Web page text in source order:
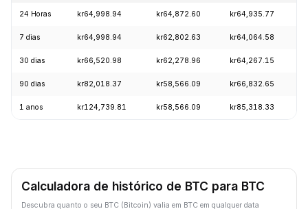
24 Horas kr64,998.94 kr64,872.60 kr64,935.77
7 dias kr64,998.94 kr62,802.63 kr64,064.58
30 dias kr66,520.98 kr62,278.96 kr64,267.15
90 dias kr82,018.37 kr58,566.09 kr66,832.65
1 anos kr124,739.81 kr58,566.09 kr85,318.33
Calculadora de histórico de BTC para BTC
Descubra quanto o seu BTC (Bitcoin) valia em BTC em qualquer data